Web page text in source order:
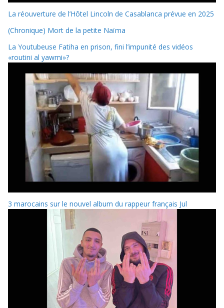
La réouverture de l’Hôtel Lincoln de Casablanca prévue en 2025
(Chronique) Mort de la petite Naïma
La Youtubeuse Fatiha en prison, fini l’impunité des vidéos
«routini al yawmi»?
3 marocains sur le nouvel album du rappeur français Jul